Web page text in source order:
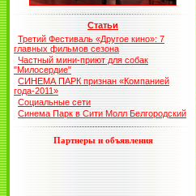
Статьи
Третий Фестиваль «Другое кино»: 7
главных фильмов сезона
Частный мини-приют для собак
"Милосердие"
СИНЕМА ПАРК признан «Компанией
года-2011»
Социальные сети
Синема Парк в Сити Молл Белгородский
Партнеры и объявления